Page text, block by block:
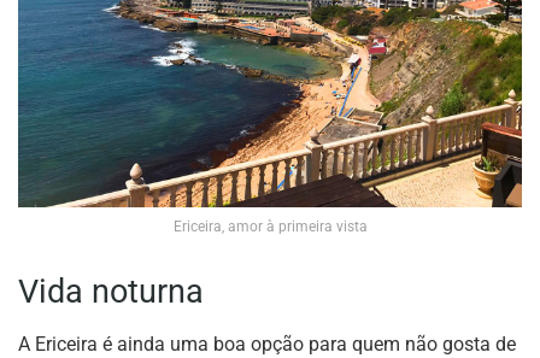
Ericeira, amor à primeira vista
Vida noturna
A Ericeira é ainda uma boa opção para quem não gosta de